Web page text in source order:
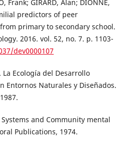
Frank; GIRARD, Alan; DIONNE,
predictors of peer
primary to secondary school.
2016. vol. 52, no. 7. p. 1103-
dev0000107
La Ecología del Desarrollo
Entornos Naturales y Diseñados.
and Community mental
Publications, 1974.